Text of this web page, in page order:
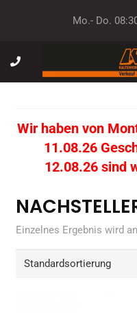
Mo.- Do.
Wir haben von
11.08.26
12.08.26 sind
Einzelnes Ergebnis wird